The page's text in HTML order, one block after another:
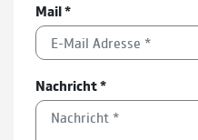
Mail*
Nachricht*